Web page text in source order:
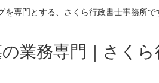
専門とする、さくら行政書士事務所で
業務専門｜さく